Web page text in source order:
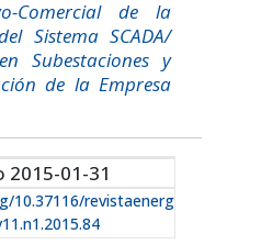
Comercial de la
Sistema SCADA/
Subestaciones y
de la Empresa
2015-01-31
10.37116/revistaenerg